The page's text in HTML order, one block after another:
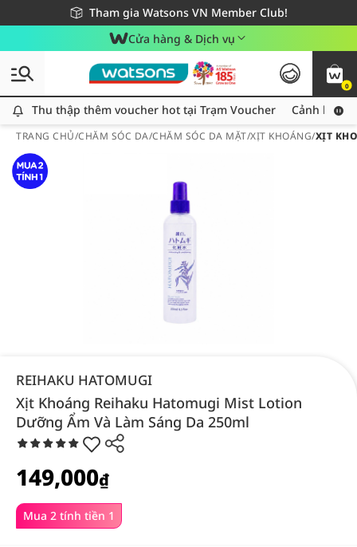
Tham gia Watsons VN Member Club!
Miễn phí giao hàng cho đơn hàng từ 249,000Đ
Giao hàng nhanh 24h - Áp dụng khu vực TP. Hồ Chí Minh
Cửa hàng & Dịch vụ
0
Thu thập thêm voucher hot tại Trạm Voucher
Thu thập thêm voucher hot tại Trạm Voucher Cảnh báo
TRANG CHỦ/CHĂM SÓC DA/CHĂM SÓC DA MẶT/XỊT KHOÁNG/XỊT
REIHAKU HATOMUGI
Xịt Khoáng Reihaku Hatomugi Mist Lotion
Dưỡng Ẩm Và Làm Sáng Da 250ml
Mua 2 tính tiền 1
149,000₫